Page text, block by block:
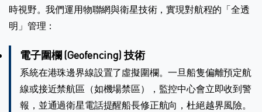
時視野。我們運用物聯網與衛星技術，實現對航程的「全透
明」管理：
電子圍欄 (Geofencing) 技術
系統在港珠邊界線設置了虛擬圍欄。一旦船隻偏離預定航
線或接近禁航區（如機場禁區），監控中心會立即收到警
報，並通過衛星電話提醒船長修正航向，杜絕越界風險。